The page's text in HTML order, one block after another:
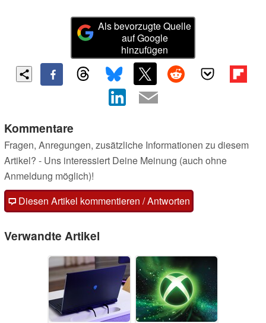
Als bevorzugte Quelle
auf Google
hinzufügen
Kommentare
Fragen, Anregungen, zusätzliche Informationen zu diesem
Artikel? - Uns interessiert Deine Meinung (auch ohne
Anmeldung möglich)!
Diesen Artikel kommentieren / Antworten
Verwandte Artikel